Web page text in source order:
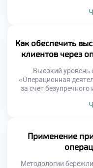
процессов зависит
сотрудников
бизнеса.
концентрации
Как обеспечить
клиентов через
Высокий уровень
«Операционная
за счет безупречного
результат их
от слаженности
складе или сбой в
бренда.
Применение
Методологии